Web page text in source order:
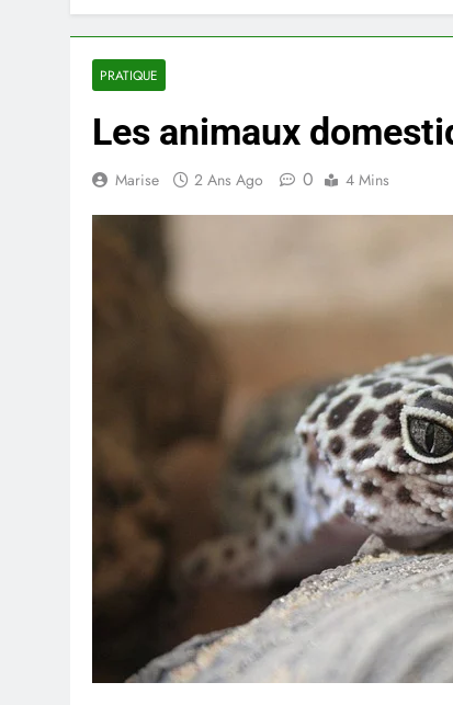
PRATIQUE
Les animaux
Marise 2 Ans Ago 0 4 Mins